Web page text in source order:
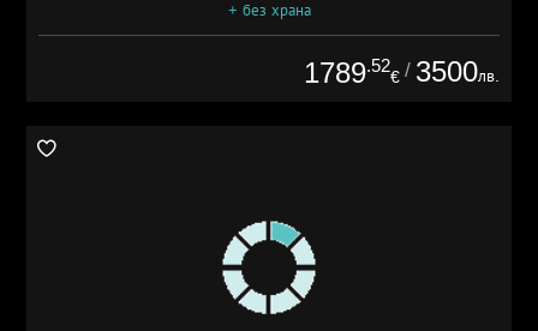
+ без храна
1789.52
€ / 3500лв.